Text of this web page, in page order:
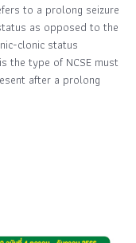
to a prolong seizure
as opposed to the
clonic status
the type of NCSE must
after a prolong